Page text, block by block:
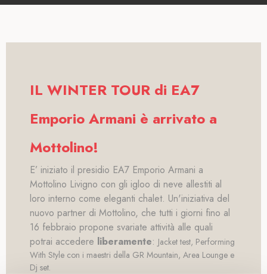
IL WINTER TOUR di EA7
Emporio Armani è arrivato a
Mottolino!
E’ iniziato il presidio EA7 Emporio Armani a
Mottolino Livigno con gli igloo di neve allestiti al
loro interno come eleganti chalet. Un'iniziativa del
nuovo partner di Mottolino, che tutti i giorni fino al
16 febbraio propone svariate attività alle quali
potrai accedere liberamente: Jacket test, Performing
With Style con i maestri della GR Mountain, Area Lounge e
Dj set.